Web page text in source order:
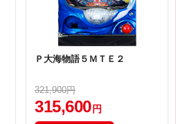
Ｐ大海物語５ＭＴＥ２
321,900円
315,600 円